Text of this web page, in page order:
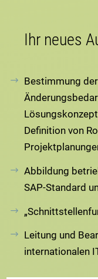
Ihr neues
Bestimmung
Definition von
Abbildung
SAP-Standard
Leitung und
internationalen